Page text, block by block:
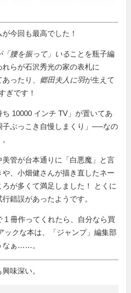
今回も最高でした！
腰を振って いることを瓶子編
らが石沢秀光の家の表札に
ったり、 郷田夫人に羽が生えて
ぎです！
ち 10000 インチ TV
が置いてあ
子ぶっこき自慢しまくり
──なの
管が台本通りに「白悪魔」と言
、小畑健さんが描き直したネー
が多くて満足しました！ とくに
錯誤があったようです。
1 冊作ってくれたら、自分なら買
ックな本は、「ジャンプ」編集部
なぁ……。
味深い。